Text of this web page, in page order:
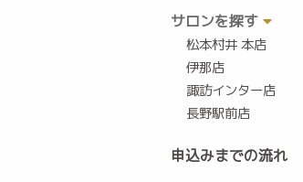
サロンを探す
松本村井 本店
伊那店
諏訪インター店
長野駅前店
申込みまでの流れ